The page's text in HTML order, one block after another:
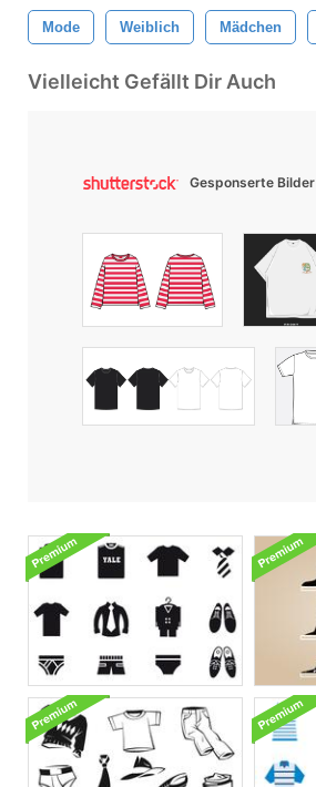
Mode Weiblich Mädchen
Vielleicht Gefällt Dir Auch
Gesponserte Bilder